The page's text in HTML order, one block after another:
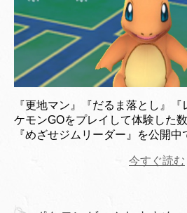
『更地マン』『だるま落とし』
ケモンGOをプレイして体験した
『めざせジムリーダー』を公開中
今すぐ読む